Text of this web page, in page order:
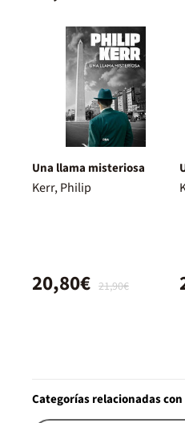
Una llama misteriosa
Kerr, Philip
21,90€
20,80€
Categorías relacionadas